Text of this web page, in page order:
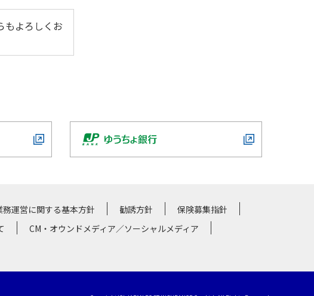
もよろしくお
運営に関する基本方針 勧誘方針
保険募集指針
CM・オウンドメディア／ソーシャルメディア